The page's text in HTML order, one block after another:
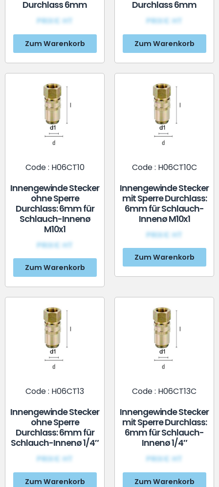
Durchlass 6mm
PRIX€ HT
Zum Warenkorb
Durchlass 6mm
PRIX€ HT
Zum Warenkorb
Code : H06CT10
Innengewinde Stecker
ohne Sperre
Durchlass: 6mm für
Schlauch-Innenø
M10x1
PRIX€ HT
Zum Warenkorb
Code : H06CT10C
Innengewinde Stecker
mit Sperre Durchlass:
6mm für Schlauch-
Innenø M10x1
PRIX€ HT
Zum Warenkorb
Code : H06CT13
Innengewinde Stecker
ohne Sperre
Durchlass: 6mm für
Schlauch-Innenø 1/4″
PRIX€ HT
Zum Warenkorb
Code : H06CT13C
Innengewinde Stecker
mit Sperre Durchlass:
6mm für Schlauch-
Innenø 1/4″
PRIX€ HT
Zum Warenkorb